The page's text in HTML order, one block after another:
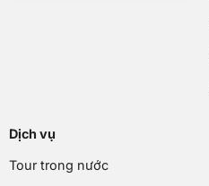
Dịch vụ
Tour trong nước